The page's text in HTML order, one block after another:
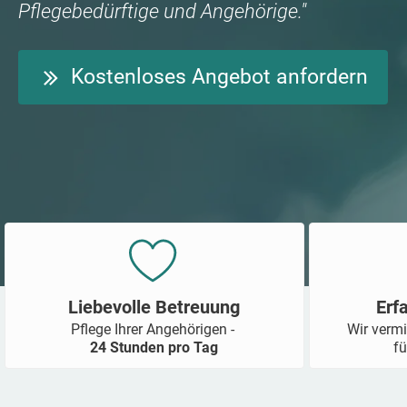
Pflegebedürftige und Angehörige."
Kostenloses Angebot anfordern
Liebevolle Betreuung
Pflege Ihrer Angehörigen -
24 Stunden pro Tag
Wir